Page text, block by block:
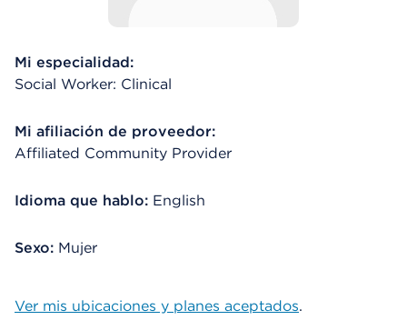
Mi especialidad:
Social Worker: Clinical
Mi afiliación de proveedor:
Affiliated Community Provider
Idioma que hablo: English
Sexo: Mujer
Ver mis ubicaciones y planes aceptados.